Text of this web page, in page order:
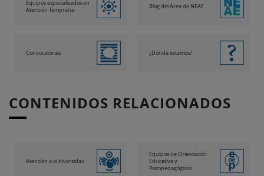
Equipos especializados en
Atención Temprana
Blog del Área de NEAE
Convocatorias ¿Dónde estamos?
CONTENIDOS RELACIONADOS
Atención a la diversidad
Equipos de Orientación
Educativa y
Psicopedagógicos